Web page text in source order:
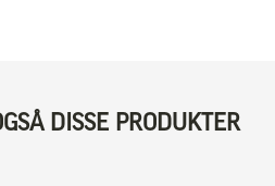
DISSE PRODUKTER